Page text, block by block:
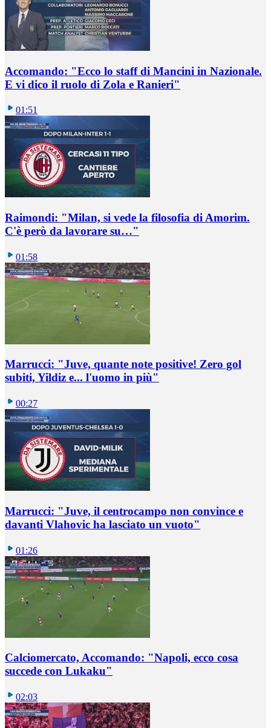
Accomando: "Ecco lo staff di Mancini in Nazionale.
E vi dico il ruolo di Zola e Ranieri"
01:51
Raimondi: "Milan, si vede la filosofia di Amorim.
C'è però da lavorare su…"
01:58
Marrucci: "Juve, quante note positive! Zero gol
subiti, Yildiz e... l'uomo in più"
00:27
Marrucci: "Juve, il centrocampo non convince e
davanti Vlahovic ha lasciato un vuoto"
01:26
Calciomercato, Accomando: "Napoli, ecco cosa
succede con Lukaku"
02:03